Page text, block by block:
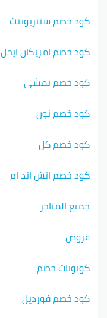
كود خصم سنتربوينت
كود خصم امريكان ايجل
كود خصم نمشي
كود خصم نون
كود خصم كل
كود خصم اتش اند ام
جميع المتاجر
عروض
كوبونات خصم
كود خصم فورديل